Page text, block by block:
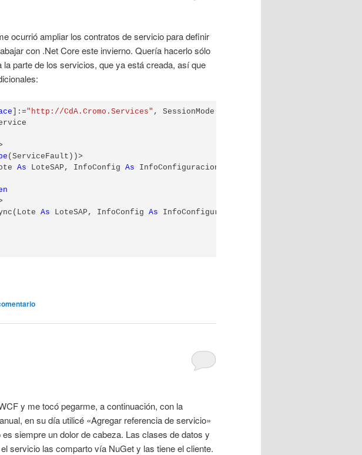
ocurrió ampliar los contratos de servicio para definir
con .Net Core este invierno. Quería hacerlo sólo
parte de los servicios, que ya está creada, así que
]:="http://CdA.Cromo.Services"
(ServiceFault))>
As LoteSAP, InfoConfig As InfoConfiguracion)
As LoteSAP, InfoConfig As InfoConfiguracion)
y me tocó pegarme, a continuación, con la
en su día utilicé «Agregar referencia de servicio»
siempre un dolor de cabeza. Las clases de datos y
servicio las comparto vía NuGet y las tiene el cliente.